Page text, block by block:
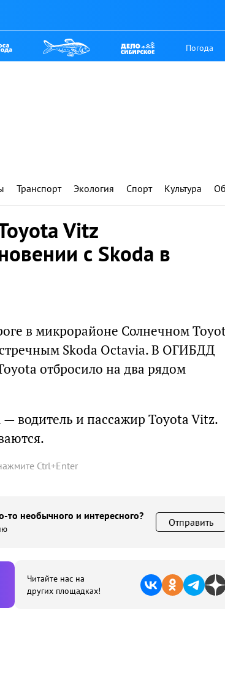
Погода
Транспорт Экология Спорт Культура
Vitz
с Skoda в
в микрорайоне Солнечном
Skoda Octavia. В ОГИБДД
отбросило на два рядом
водитель и пассажир Toyota Vitz.
Ctrl+Enter
то необычного и интересного?
Отправить
Читайте нас на
других площадках!